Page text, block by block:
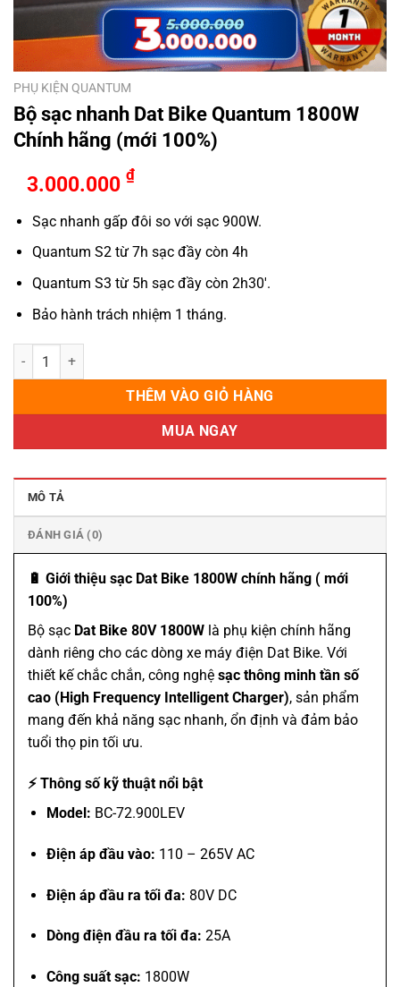
PHỤ KIỆN QUANTUM
Bộ sạc nhanh Dat Bike Quantum 1800W
Chính hãng (mới 100%)
3.000.000 ₫
Sạc nhanh gấp đôi so với sạc 900W.
Quantum S2 từ 7h sạc đầy còn 4h
Quantum S3 từ 5h sạc đầy còn 2h30′.
Bảo hành trách nhiệm 1 tháng.
Bộ sạc nhanh Dat Bike Quantum 1800W Chính hãng (mới 100%) số
THÊM VÀO GIỎ HÀNG
MUA NGAY
MÔ TẢ
ĐÁNH GIÁ (0)
🔋 Giới thiệu sạc Dat Bike 1800W chính hãng ( mới
100%)
Bộ sạc Dat Bike 80V 1800W là phụ kiện chính hãng
dành riêng cho các dòng xe máy điện Dat Bike. Với
thiết kế chắc chắn, công nghệ sạc thông minh tần số
cao (High Frequency Intelligent Charger), sản phẩm
mang đến khả năng sạc nhanh, ổn định và đảm bảo
tuổi thọ pin tối ưu.
⚡ Thông số kỹ thuật nổi bật
Model: BC-72.900LEV
Điện áp đầu vào: 110 – 265V AC
Điện áp đầu ra tối đa: 80V DC
Dòng điện đầu ra tối đa: 25A
Công suất sạc: 1800W